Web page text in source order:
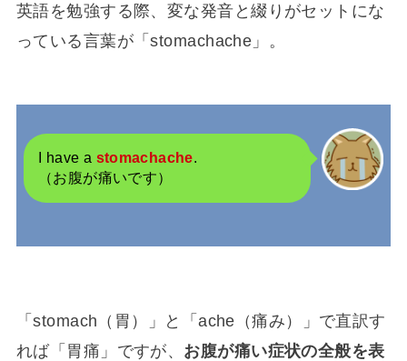
英語を勉強する際、変な発音と綴りがセットにな
っている言葉が「stomachache」。
I have a stomachache.
（お腹が痛いです）
「stomach（胃）」と「ache（痛み）」で直訳す
れば「胃痛」ですが、 お腹が痛い症状の全般を表